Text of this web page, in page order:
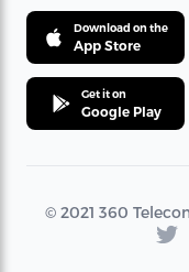
Download on the
App Store
Get it on
Google Play
© 2021 360